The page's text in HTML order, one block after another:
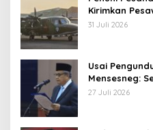
Kirimkan
AU
31 Juli 2026
Usai
Mensesneg:
27 Juli 2026